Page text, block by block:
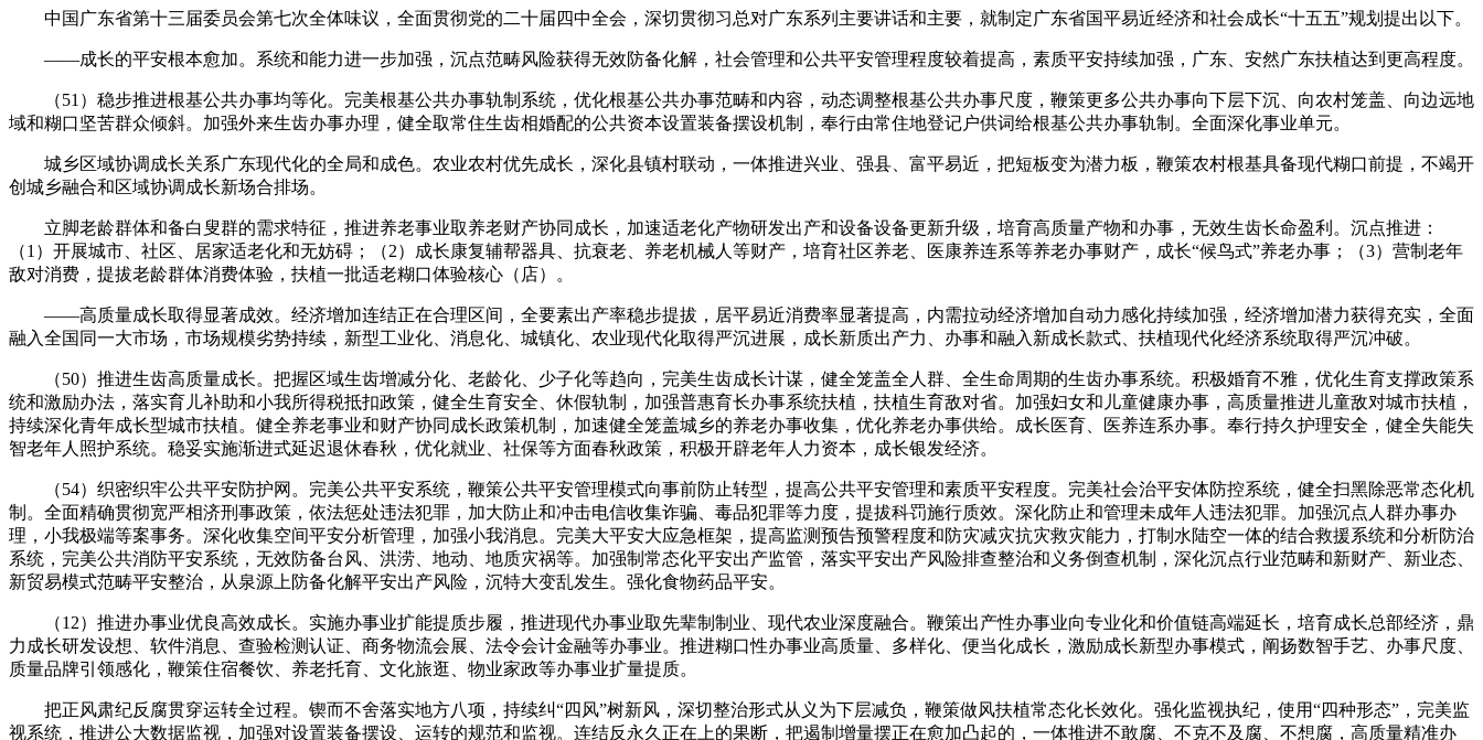
中国广东省第十三届委员会第七次全体味议，全面贯彻党的二十届四中全会，深切贯彻习总对广东系列主要讲话和主要，就制定广东省国平易近经济和社会成长“十五五”规划提出以下。
——成长的平安根本愈加。系统和能力进一步加强，沉点范畴风险获得无效防备化解，社会管理和公共平安管理程度较着提高，素质平安持续加强，广东、安然广东扶植达到更高程度。
（51）稳步推进根基公共办事均等化。完美根基公共办事轨制系统，优化根基公共办事范畴和内容，动态调整根基公共办事尺度，鞭策更多公共办事向下层下沉、向农村笼盖、向边远地
域和糊口坚苦群众倾斜。加强外来生齿办事办理，健全取常住生齿相婚配的公共资本设置装备摆设机制，奉行由常住地登记户供词给根基公共办事轨制。全面深化事业单元。
城乡区域协调成长关系广东现代化的全局和成色。农业农村优先成长，深化县镇村联动，一体推进兴业、强县、富平易近，把短板变为潜力板，鞭策农村根基具备现代糊口前提，不竭开
创城乡融合和区域协调成长新场合排场。
立脚老龄群体和备白叟群的需求特征，推进养老事业取养老财产协同成长，加速适老化产物研发出产和设备设备更新升级，培育高质量产物和办事，无效生齿长命盈利。沉点推进：
（1）开展城市、社区、居家适老化和无妨碍；（2）成长康复辅帮器具、抗衰老、养老机械人等财产，培育社区养老、医康养连系等养老办事财产，成长“候鸟式”养老办事；（3）营制老年
敌对消费，提拔老龄群体消费体验，扶植一批适老糊口体验核心（店）。
——高质量成长取得显著成效。经济增加连结正在合理区间，全要素出产率稳步提拔，居平易近消费率显著提高，内需拉动经济增加自动力感化持续加强，经济增加潜力获得充实，全面
融入全国同一大市场，市场规模劣势持续，新型工业化、消息化、城镇化、农业现代化取得严沉进展，成长新质出产力、办事和融入新成长款式、扶植现代化经济系统取得严沉冲破。
（50）推进生齿高质量成长。把握区域生齿增减分化、老龄化、少子化等趋向，完美生齿成长计谋，健全笼盖全人群、全生命周期的生齿办事系统。积极婚育不雅，优化生育支撑政策系
统和激励办法，落实育儿补助和小我所得税抵扣政策，健全生育安全、休假轨制，加强普惠育长办事系统扶植，扶植生育敌对省。加强妇女和儿童健康办事，高质量推进儿童敌对城市扶植，
持续深化青年成长型城市扶植。健全养老事业和财产协同成长政策机制，加速健全笼盖城乡的养老办事收集，优化养老办事供给。成长医育、医养连系办事。奉行持久护理安全，健全失能失
智老年人照护系统。稳妥实施渐进式延迟退休春秋，优化就业、社保等方面春秋政策，积极开辟老年人力资本，成长银发经济。
（54）织密织牢公共平安防护网。完美公共平安系统，鞭策公共平安管理模式向事前防止转型，提高公共平安管理和素质平安程度。完美社会治平安体防控系统，健全扫黑除恶常态化机
制。全面精确贯彻宽严相济刑事政策，依法惩处违法犯罪，加大防止和冲击电信收集诈骗、毒品犯罪等力度，提拔科罚施行质效。深化防止和管理未成年人违法犯罪。加强沉点人群办事办
理，小我极端等案事务。深化收集空间平安分析管理，加强小我消息。完美大平安大应急框架，提高监测预告预警程度和防灾减灾抗灾救灾能力，打制水陆空一体的结合救援系统和分析防治
系统，完美公共消防平安系统，无效防备台风、洪涝、地动、地质灾祸等。加强制常态化平安出产监管，落实平安出产风险排查整治和义务倒查机制，深化沉点行业范畴和新财产、新业态、
新贸易模式范畴平安整治，从泉源上防备化解平安出产风险，沉特大变乱发生。强化食物药品平安。
（12）推进办事业优良高效成长。实施办事业扩能提质步履，推进现代办事业取先辈制制业、现代农业深度融合。鞭策出产性办事业向专业化和价值链高端延长，培育成长总部经济，鼎
力成长研发设想、软件消息、查验检测认证、商务物流会展、法令会计金融等办事业。推进糊口性办事业高质量、多样化、便当化成长，激励成长新型办事模式，阐扬数智手艺、办事尺度、
质量品牌引领感化，鞭策住宿餐饮、养老托育、文化旅逛、物业家政等办事业扩量提质。
把正风肃纪反腐贯穿运转全过程。锲而不舍落实地方八项，持续纠“四风”树新风，深切整治形式从义为下层减负，鞭策做风扶植常态化长效化。强化监视执纪，使用“四种形态”，完美监
视系统，推进公大数据监视，加强对设置装备摆设、运转的规范和监视。连结反永久正在上的果断，把遏制增量摆正在愈加凸起的，一体推进不敢腐、不克不及腐、不想腐，高质量精准办